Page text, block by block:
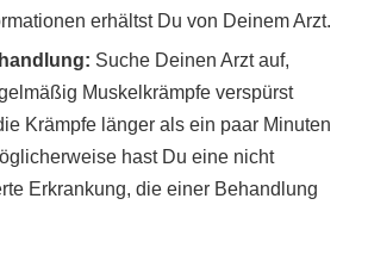
erhältst Du von Deinem Arzt.
Suche Deinen Arzt auf,
Muskelkrämpfe verspürst
Krämpfe länger als ein paar Minuten
hast Du eine nicht
Erkrankung, die einer Behandlung